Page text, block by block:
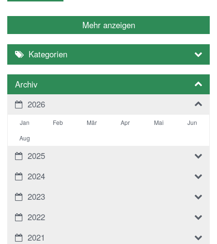
Mehr anzeigen
Kategorien
Archiv
2026
Jan Feb Mär Apr Mai
Jun
Aug
2025
2024
2023
2022
2021